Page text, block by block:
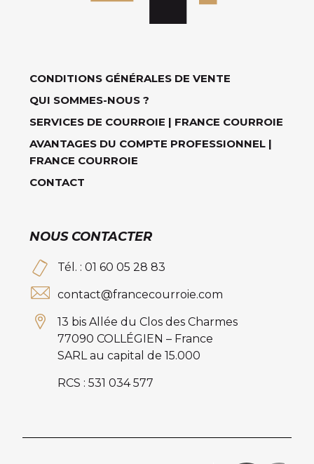
CONDITIONS GÉNÉRALES DE VENTE
QUI SOMMES-NOUS ?
SERVICES DE COURROIE | FRANCE COURROIE
AVANTAGES DU COMPTE PROFESSIONNEL |
FRANCE COURROIE
CONTACT
NOUS CONTACTER
Tél. : 01 60 05 28 83
contact@francecourroie.com
13 bis Allée du Clos des Charmes
77090 COLLÉGIEN – France
SARL au capital de 15.000
RCS : 531 034 577